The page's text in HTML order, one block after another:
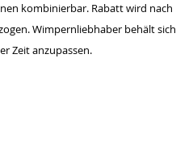
kombinierbar. Rabatt wird nach
Wimpernliebhaber behält sich
Zeit anzupassen.